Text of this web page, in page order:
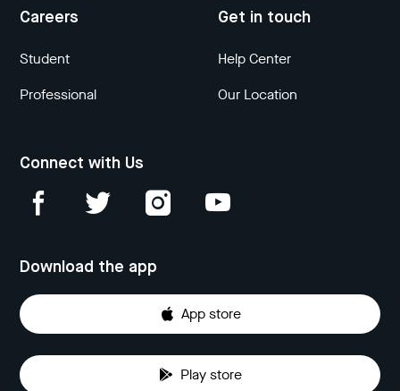
Careers
Student
Professional
Get in touch
Help Center
Our Location
Connect with Us
Download the app
App store
Play store